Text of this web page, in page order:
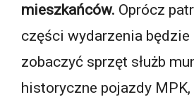
mieszkańców. Oprócz
części wydarzenia będzie
zobaczyć sprzęt służb
historyczne pojazdy